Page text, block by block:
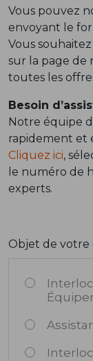
Vous pouvez
envoyant le
Vous
sur la page de
toutes les
Besoin
Notre équipe
rapidement et
Cliquez ici,
le numéro de
experts.
Objet de votre